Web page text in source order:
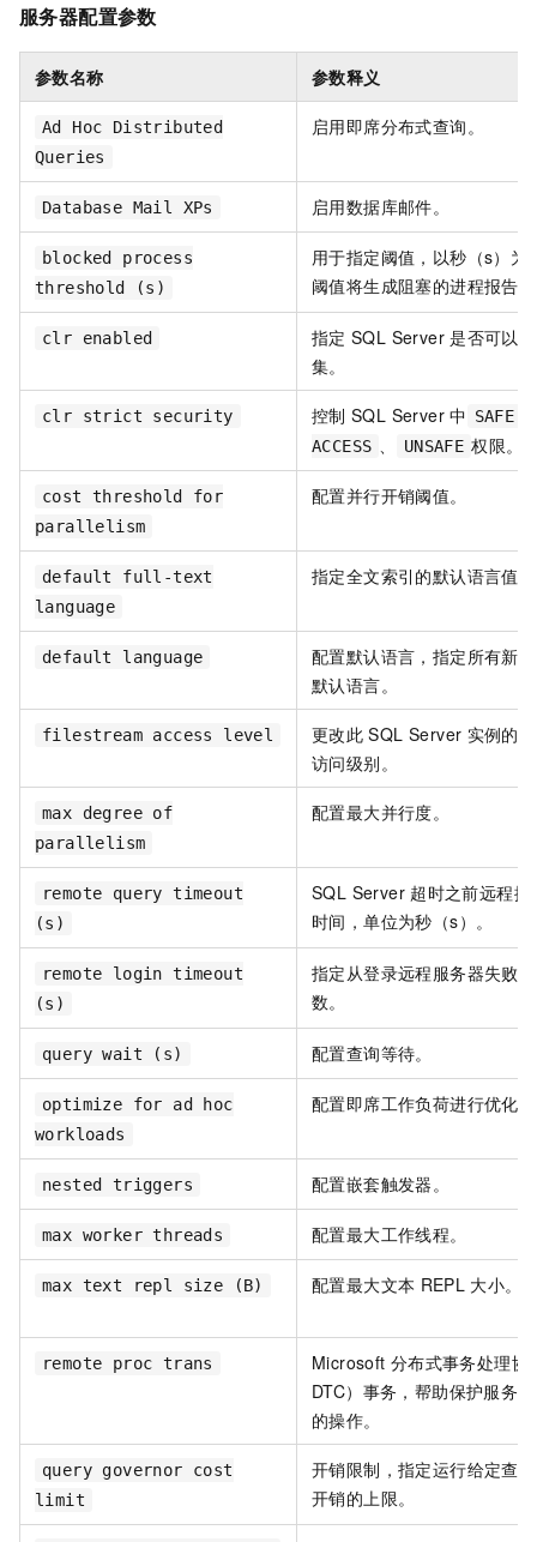
服务器配置参数
参数名称 参数释义
Ad Hoc Distributed
Queries
启用即席分布式查询。
Database Mail XPs 启用数据库邮件。
blocked process
threshold (s)
用于指定阈值，以秒（s）为
阈值将生成阻塞的进程报告。
clr enabled 指定 SQL Server 是否可以
集。
clr strict security 控制 SQL Server 中 SAFE
ACCESS 、 UNSAFE 权限。
cost threshold for
parallelism
配置并行开销阈值。
default full-text
language
指定全文索引的默认语言值。
default language
配置默认语言，指定所有新
默认语言。
filestream access level 更改此 SQL Server 实例的
访问级别。
max degree of
parallelism
配置最大并行度。
remote query timeout
(s)
SQL Server 超时之前远程
时间，单位为秒（s）。
remote login timeout
(s)
指定从登录远程服务器失败
数。
query wait (s) 配置查询等待。
optimize for ad hoc
workloads
配置即席工作负荷进行优化。
nested triggers 配置嵌套触发器。
max worker threads 配置最大工作线程。
max text repl size (B) 配置最大文本 REPL 大小。
remote proc trans Microsoft 分布式事务处理协
DTC）事务，帮助保护服务
的操作。
query governor cost
limit
开销限制，指定运行给定查
开销的上限。